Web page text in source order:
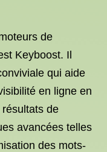
de
Keyboost. Il
qui aide
en ligne en
de
avancées telles
des mots-